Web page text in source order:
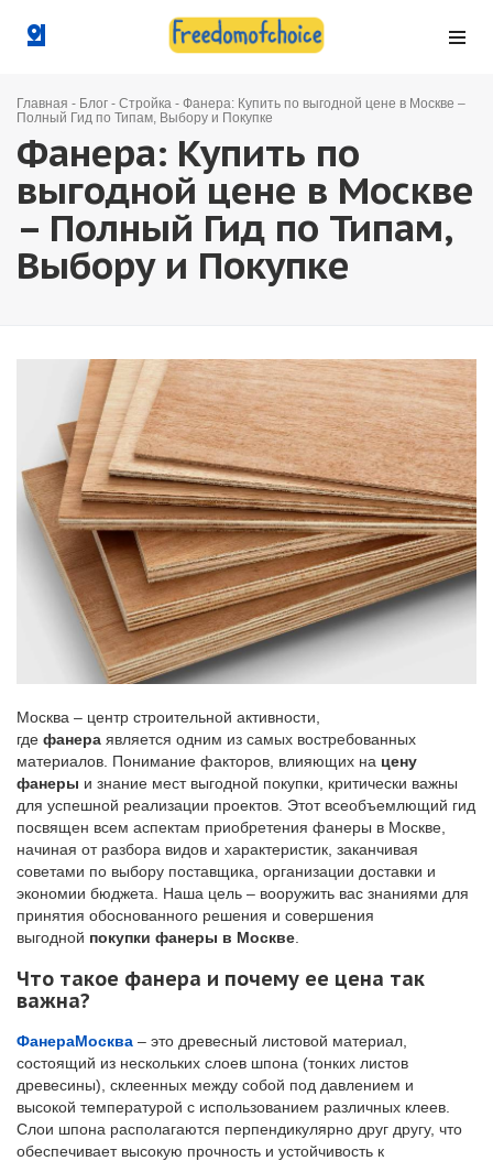
Главная - Блог - Стройка - Фанера: Купить по выгодной цене в Москве –
Полный Гид по Типам, Выбору и Покупке
Фанера: Купить по
выгодной цене в Москве
– Полный Гид по Типам,
Выбору и Покупке
Москва – центр строительной активности,
где фанера является одним из самых востребованных
материалов. Понимание факторов, влияющих на цену
фанеры и знание мест выгодной покупки, критически важны
для успешной реализации проектов. Этот всеобъемлющий гид
посвящен всем аспектам приобретения фанеры в Москве,
начиная от разбора видов и характеристик, заканчивая
советами по выбору поставщика, организации доставки и
экономии бюджета. Наша цель – вооружить вас знаниями для
принятия обоснованного решения и совершения
выгодной покупки фанеры в Москве
Что такое фанера и почему ее цена так
важна?
ФанераМосква – это древесный листовой материал,
состоящий из нескольких слоев шпона (тонких листов
древесины), склеенных между собой под давлением и
высокой температурой с использованием различных клеев.
Слои шпона располагаются перпендикулярно друг другу, что
обеспечивает высокую прочность и устойчивость к